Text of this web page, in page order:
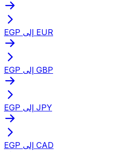
EGP إلى EUR
EGP إلى GBP
EGP إلى JPY
EGP إلى CAD